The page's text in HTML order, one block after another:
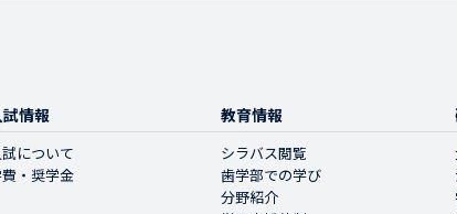
試情報
試について
・奨学金
教育情報
シラバス閲覧
歯学部での学び
分野紹介